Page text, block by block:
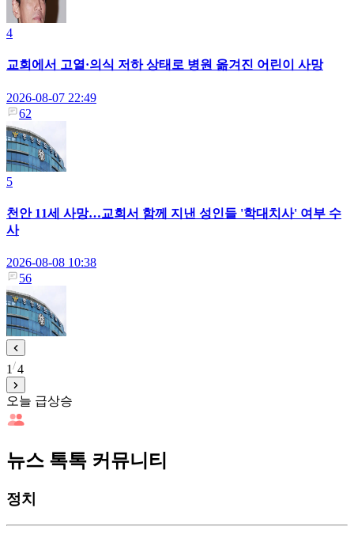
4
교회에서 고열·의식 저하 상태로 병원 옮겨진 어린이 사망
2026-08-07 22:49
62
5
천안 11세 사망…교회서 함께 지낸 성인들 '학대치사' 여부 수
사
2026-08-08 10:38
56
1 4
오늘 급상승
뉴스 톡톡 커뮤니티
정치